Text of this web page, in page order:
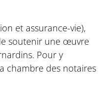
et assurance-vie),
soutenir une œuvre
Pour y
chambre des notaires